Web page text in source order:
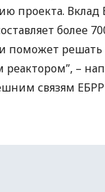
проекта. Вклад
более
поможет решать
–
связям ЕБРР